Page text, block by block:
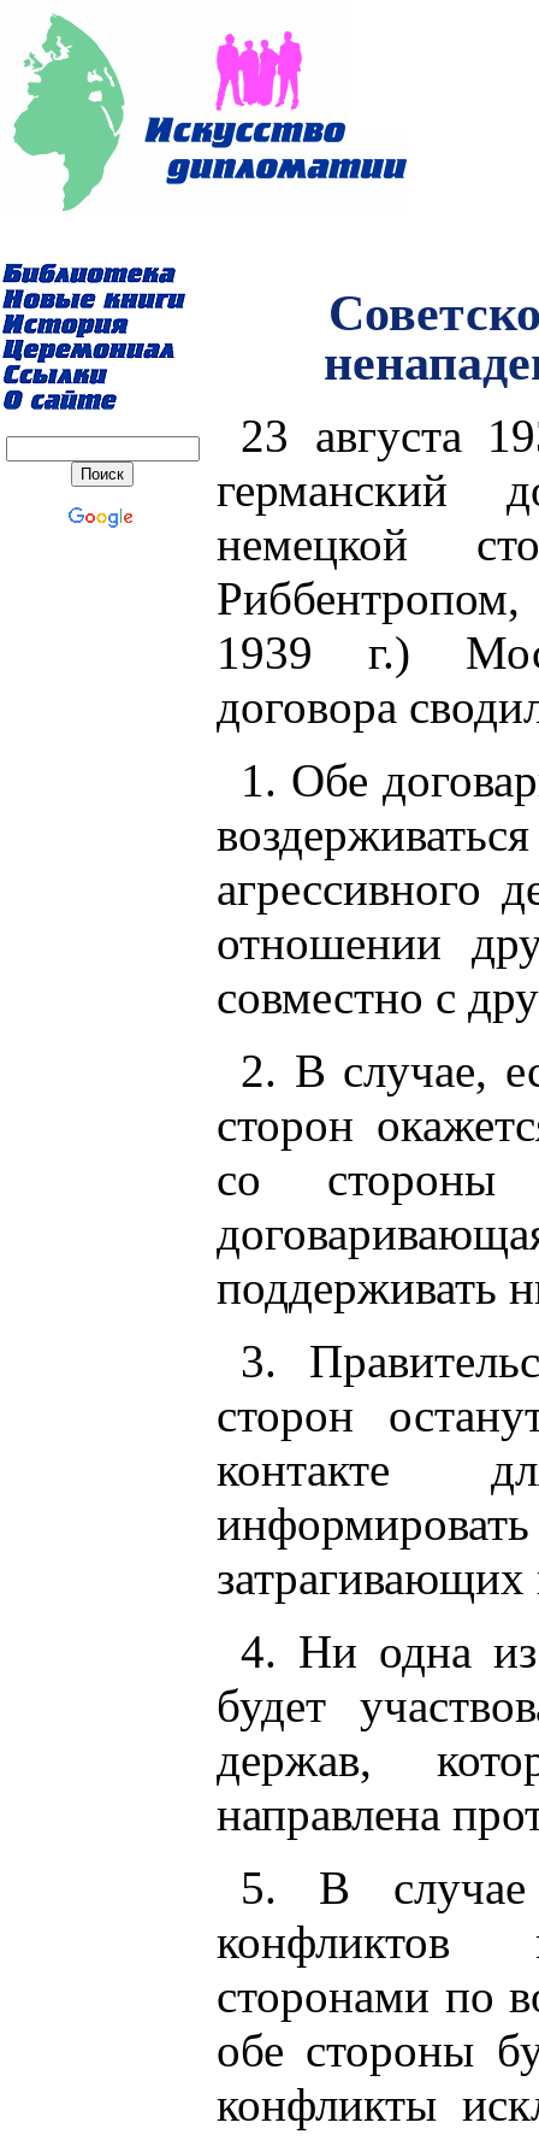
23 августа
германский
немецкой
1939 г.)
договора
1. Обе
агрессивного
отношении
совместно с
2. В случае,
сторон
со стороны
поддерживать
3.
сторон
контакте
4. Ни одна из
будет
держав,
направлена
5. В случае
конфликтов
сторонами по
обе стороны
конфликты